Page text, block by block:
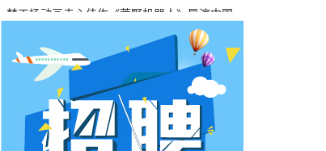
6月27日 10:01:00
7万部AI短剧一夜下架，广电总局这次是
动真格的
6月24日，广电总局官网挂出了一份文件。没
有发布会，没有吹风会。就这么安安静静地，
把《微短剧发展管理办法（征求意见稿）》摆
到了所有人面前。
本网原创
主竞赛单元入围影片《隔壁房间》首映，朱丽
皮特×克鲁尼亮相《双狼》威尼斯首映，《蜘
《野兽派》首映收获13分钟掌声，威尼斯首部
生态人文纪录片《青海·我们的国家公园（